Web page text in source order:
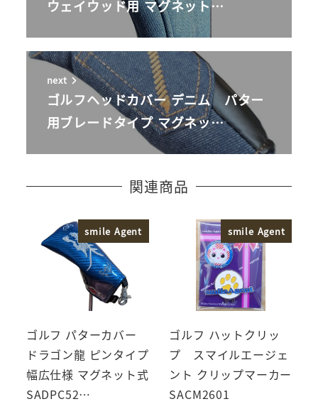
ウェイウッド用 マグネット…
next
ゴルフヘッドカバー デニム パター
用ブレードタイプ マグネッ…
関連商品
smile Agent
ゴルフ パターカバー
ドラゴン龍 ピンタイプ
幅広仕様 マグネット式
SADPC52…
smile Agent
ゴルフ ハットクリッ
プ スマイルエージェ
ント クリップマーカー
SACM2601